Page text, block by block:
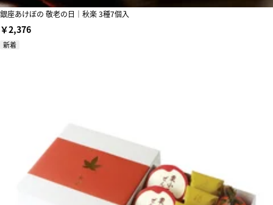
銀座あけぼの 敬老の日｜秋楽 3種7個入
￥2,376
新着